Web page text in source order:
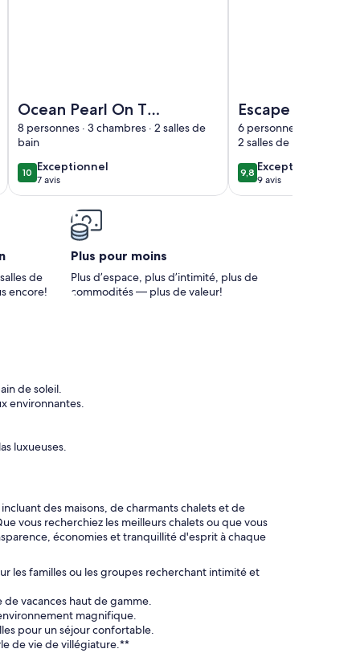
Ocean Pearl On The
Beach Villa ,
ManOWar Cay,
Abaco, Bahamas
8 personnes · 3 chambres · 2 salles de
bain
1010 sur 10
Exceptionnel
exceptionnel
7 avis
(7 avis)
Escape to Jana
Cabana and
your Boat!
6 personnes · 3
2 salles de bain ou plus
9,89,8 sur 10
Exceptionnel
exceptionnel
9 avis
(9 avis)
de
encore!
Plus pour moins
Plus d’espace, plus d’intimité, plus de
commodités — plus de valeur!
de soleil.
environnantes.
luxueuses.
des maisons, de charmants chalets et de
vous recherchiez les meilleurs chalets ou que vous
économies et tranquillité d'esprit à chaque
les familles ou les groupes recherchant intimité et
vacances haut de gamme.
magnifique.
pour un séjour confortable.
de vie de villégiature.**